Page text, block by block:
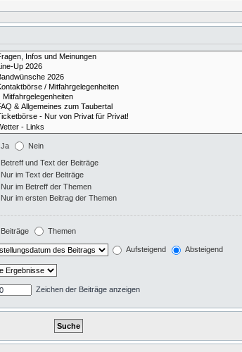
Ja Nein
Betreff und Text der Beiträge
Nur im Text der Beiträge
Nur im Betreff der Themen
Nur im ersten Beitrag der Themen
Beiträge Themen
Aufsteigend Absteigend
Zeichen der Beiträge anzeigen